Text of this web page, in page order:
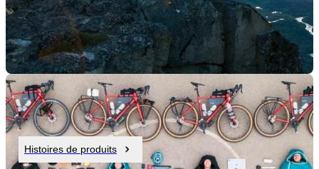
Histoires de produits